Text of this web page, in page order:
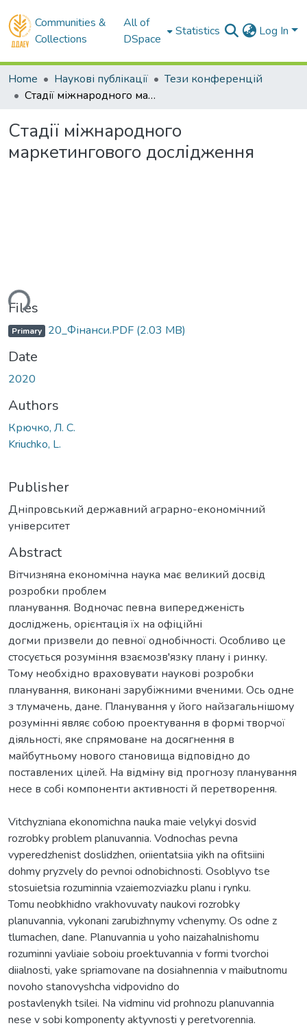
Communities &
Collections
All of
DSpace
Statistics Log In
Home Наукові публікації
Тези конференцій
Стадії міжнародного маркетингового дослідження
Стадії міжнародного
маркетингового дослідження
Files
Primary 20_Фінанси.PDF (2.03 MB)
Date
2020
Authors
Крючко, Л. С.
Kriuchko, L.
Publisher
Дніпровський державний аграрно-економічний
університет
Abstract
Вітчизняна економічна наука має великий досвід
розробки проблем
планування. Водночас певна випередженість
досліджень, орієнтація їх на офіційні
догми призвели до певної однобічності. Особливо це
стосується розуміння взаємозв'язку плану і ринку.
Тому необхідно враховувати наукові розробки
планування, виконані зарубіжними вченими. Ось одне
з тлумачень, дане. Планування у його найзагальнішому
розумінні являє собою проектування в формі творчої
діяльності, яке спрямоване на досягнення в
майбутньому нового становища відповідно до
поставлених цілей. На відміну від прогнозу планування
несе в собі компоненти активності й перетворення.
Vitchyzniana ekonomichna nauka maie velykyi dosvid
rozrobky problem planuvannia. Vodnochas pevna
vyperedzhenist doslidzhen, oriientatsiia yikh na ofitsiini
dohmy pryzvely do pevnoi odnobichnosti. Osoblyvo tse
stosuietsia rozuminnia vzaiemozviazku planu i rynku.
Tomu neobkhidno vrakhovuvaty naukovi rozrobky
planuvannia, vykonani zarubizhnymy vchenymy. Os odne z
tlumachen, dane. Planuvannia u yoho naizahalnishomu
rozuminni yavliaie soboiu proektuvannia v formi tvorchoi
diialnosti, yake spriamovane na dosiahnennia v maibutnomu
novoho stanovyshcha vidpovidno do
postavlenykh tsilei. Na vidminu vid prohnozu planuvannia
nese v sobi komponenty aktyvnosti y peretvorennia.